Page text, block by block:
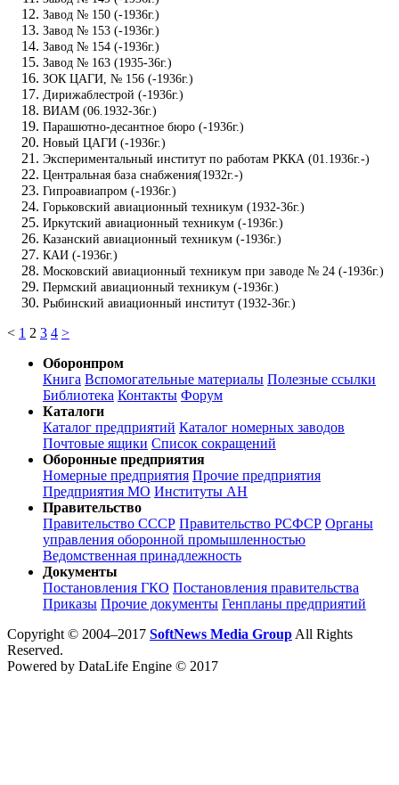
Завод № 150 (-1936г.)
Завод № 153 (-1936г.)
Завод № 154 (-1936г.)
Завод № 163 (1935-36г.)
ЗОК ЦАГИ, № 156 (-1936г.)
Дирижаблестрой (-1936г.)
ВИАМ (06.1932-36г.)
Парашютно-десантное бюро (-1936г.)
Новый ЦАГИ (-1936г.)
Экспериментальный институт по работам РККА (01.1936г.-)
Центральная база снабжения(1932г.-)
Гипроавиапром (-1936г.)
Горьковский авиационный техникум (1932-36г.)
Иркутский авиационный техникум (-1936г.)
Казанский авиационный техникум (-1936г.)
КАИ (-1936г.)
Московский авиационный техникум при заводе № 24 (-1936г.)
Пермский авиационный техникум (-1936г.)
Рыбинский авиационный институт (1932-36г.)
< 1 2 3 4 >
Оборонпром
Книга Вспомогательные материалы Полезные ссылки
Библиотека Контакты Форум
Каталоги
Каталог предприятий Каталог номерных заводов
Почтовые ящики Список сокращений
Оборонные предприятия
Номерные предприятия Прочие предприятия
Предприятия МО Институты АН
Правительство
Правительство СССР Правительство РСФСР Органы
управления оборонной промышленностью
Ведомственная принадлежность
Документы
Постановления ГКО Постановления правительства
Приказы Прочие документы Генпланы предприятий
Copyright © 2004–2017 SoftNews Media GroupAll Rights
Reserved.
Powered by DataLife Engine © 2017